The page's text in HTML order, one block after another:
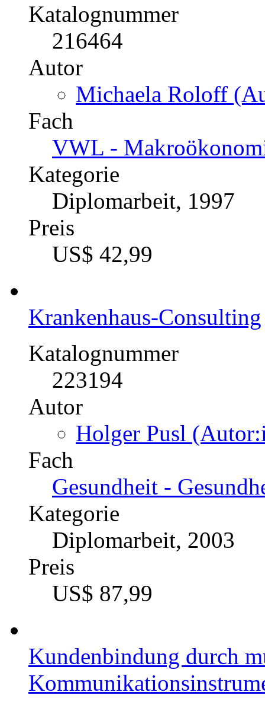
Katalognummer
216464
Autor
Michaela Roloff
Fach
VWL -
Kategorie
Diplomarbeit, 1997
Preis
US$ 42,99
Krankenhaus-Consulting
Katalognummer
223194
Autor
Holger Pusl
Fach
Gesundheit -
Kategorie
Diplomarbeit, 2003
Preis
US$ 87,99
Kundenbindung durch